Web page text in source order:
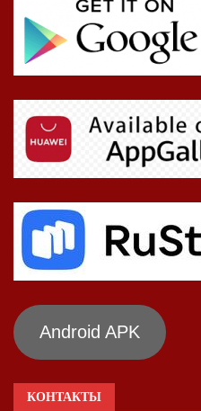
Android APK
КОНТАКТЫ